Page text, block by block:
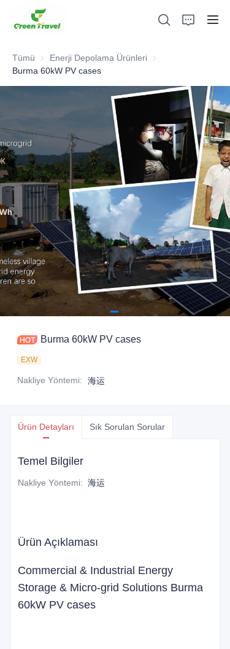
Tümü Enerji Depolama Ürünleri Enerji Depolama
Burma 60kW PV cases
Burma 60kW PV cases
EXW
Nakliye Yöntemi: 海运
Ürün Detayları Sık Sorulan Sorular
Temel Bilgiler
Nakliye Yöntemi: 海运
Ürün Açıklaması
Commercial & Industrial Energy
Storage & Micro-grid Solutions Burma
60kW PV cases
Ürünler
Hakkımızda
Haberler ve İşbirliği Örnekleri
Üretim Üsleri ve Süreci
Destek